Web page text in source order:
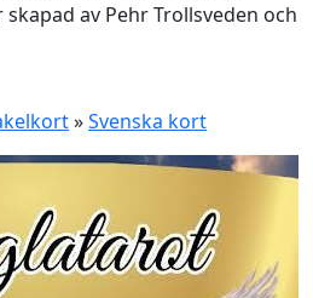
av Pehr Trollsveden och
»Svenska kort